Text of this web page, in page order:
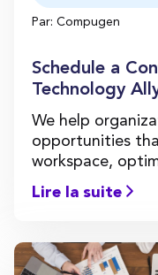
Par: Compugen
Schedule a
Technology
We help
opportunities
workspace,
Lire la suite